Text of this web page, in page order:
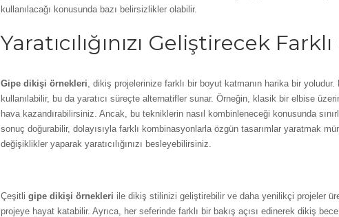
kullanılacağı konusunda bazı belirsizlikler olabilir.
Yaratıcılığınızı Geliştirecek
Gipe dikişi örnekleri, dikiş projelerinize farklı bir boyut katmanın harika bir
kullanılabilir, bu da yaratıcı süreçte alternatifler sunar. Örneğin, klasik bir elbise
hava kazandırabilirsiniz. Ancak, bu tekniklerin nasıl kombinleneceği konusunda
sonuç doğurabilir, dolayısıyla farklı kombinasyonlarla özgün tasarımlar yaratmak
değişiklikler yaparak yaratıcılığınızı besleyebilirsiniz.
Çeşitli gipe dikişi örnekleri ile dikiş stilinizi geliştirebilir ve daha yenilikçi projeler
projeye hayat katabilir. Ayrıca, her seferinde farklı bir bakış açısı edinerek dikiş